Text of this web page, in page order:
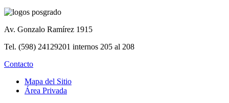
Av. Gonzalo Ramírez 1915
Tel. (598) 24129201 internos 205 al 208
Contacto
Mapa del Sitio
Área Privada